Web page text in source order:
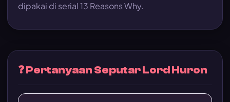
dipakai di serial 13 Reasons Why.
❓ Pertanyaan Seputar Lord Huron